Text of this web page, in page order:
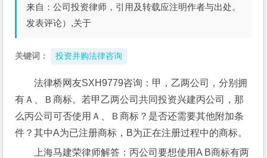
来自：公司投资律师，引用及转载应注明作者与出处。
发表评论）,关于
关键词： 投资并购法律咨询
法律桥网友SXH9779咨询：甲，乙两公司，分别拥
有Ａ、Ｂ商标。若甲乙两公司共同投资兴建丙公司，那
么丙公司可否使用Ａ、Ｂ商标？是否还需要其他附加条
件？其中A为已注册商标，B为正在注册过程中的商标。
上海马建荣律师解答：丙公司要想使用A B商标有两